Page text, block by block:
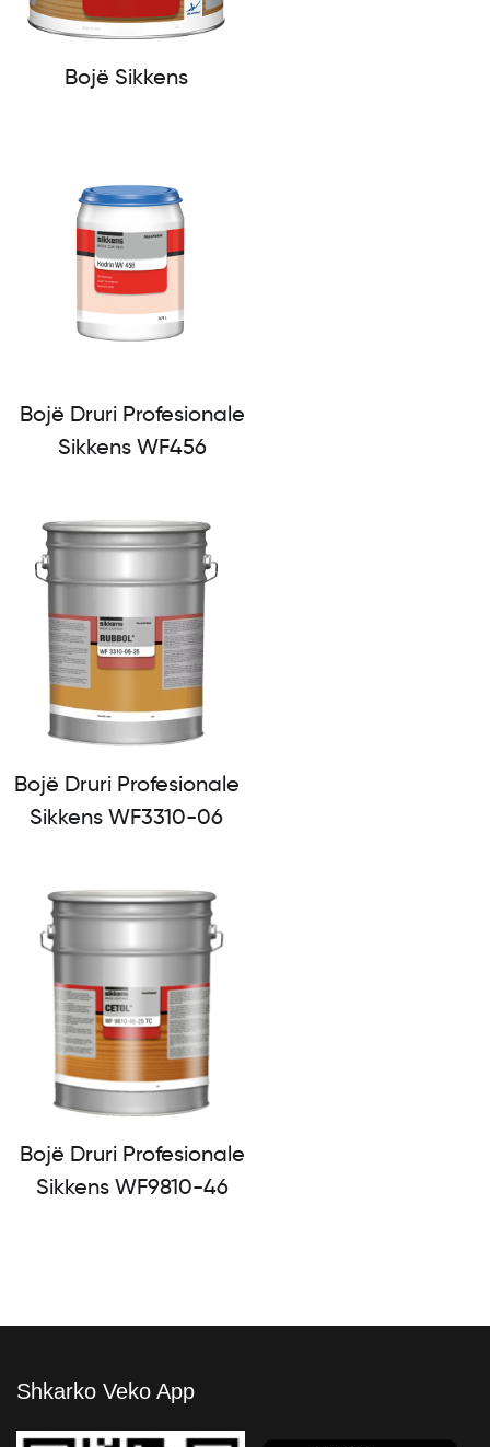
Bojë Sikkens
Bojë Druri Profesionale
Sikkens WF456
Bojë Druri Profesionale
Sikkens WF3310-06
Bojë Druri Profesionale
Sikkens WF9810-46
Shkarko Veko App